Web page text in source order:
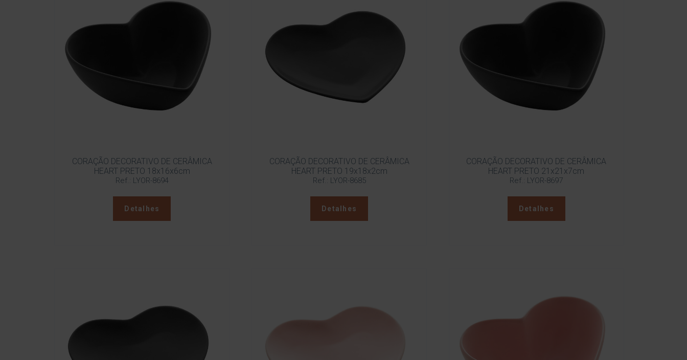
CORAÇÃO DECORATIVO DE CERÂMICA
HEART PRETO 18x16x6cm
Ref.: LYOR-8694
Detalhes
CORAÇÃO DECORATIVO DE CERÂMICA
HEART PRETO 19x18x2cm
Ref.: LYOR-8685
Detalhes
CORAÇÃO DECORATIVO DE CERÂMICA
HEART PRETO 21x21x7cm
Ref.: LYOR-8697
Detalhes